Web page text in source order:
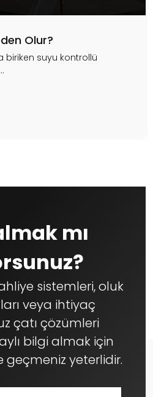
Olur?
biriken suyu kontrollü
mı
sistemleri, oluk
veya ihtiyaç
çatı çözümleri
bilgi almak için
geçmeniz yeterlidir.